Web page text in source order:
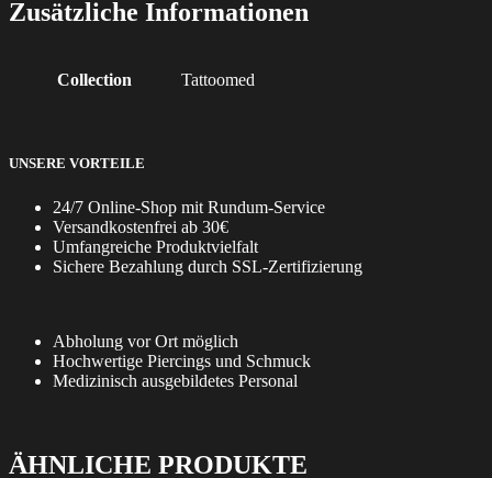
Zusätzliche Informationen
Collection Tattoomed
UNSERE VORTEILE
24/7 Online-Shop mit Rundum-Service
Versandkostenfrei ab 30€
Umfangreiche Produktvielfalt
Sichere Bezahlung durch SSL-Zertifizierung
Abholung vor Ort möglich
Hochwertige Piercings und Schmuck
Medizinisch ausgebildetes Personal
ÄHNLICHE PRODUKTE